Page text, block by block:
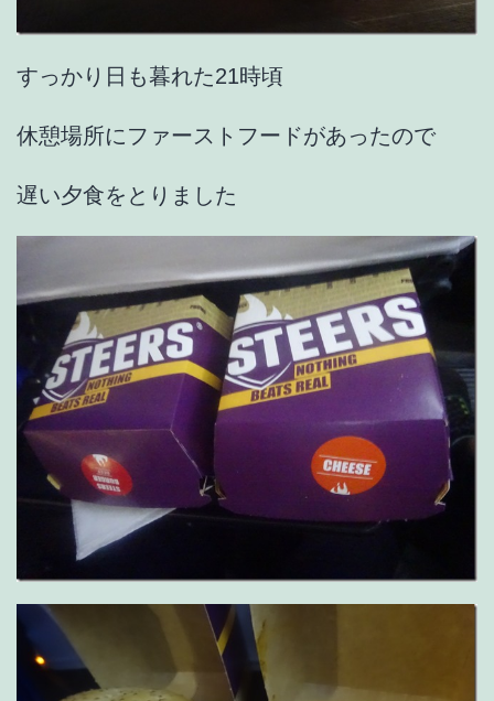
すっかり日も暮れた21時頃
休憩場所にファーストフードがあったので
遅い夕食をとりました